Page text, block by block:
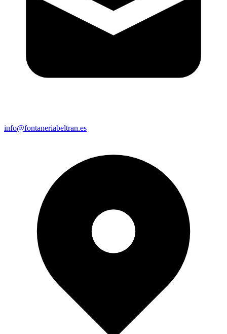
info@fontaneriabeltran.es